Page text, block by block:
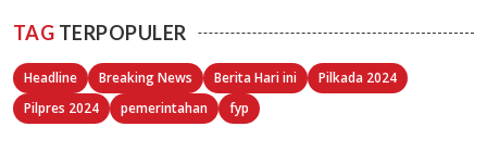
TAG TERPOPULER
Headline Breaking News Berita Hari ini
Pilkada 2024
Pilpres 2024
pemerintahan fyp